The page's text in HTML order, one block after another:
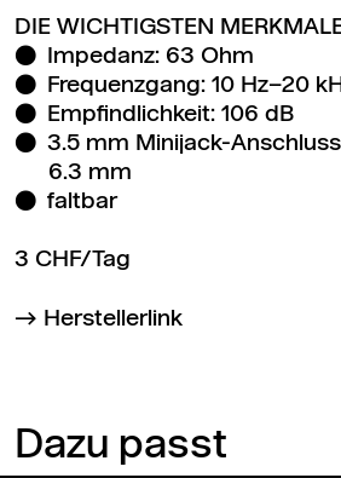
DIE WICHTIGSTEN
Impedanz: 63 Ohm
Frequenzgang: 10 Hz–20
Empfindlichkeit: 106 dB
3.5 mm Minijack-
6.3 mm
faltbar
3 CHF/Tag
Herstellerlink
Dazu passt